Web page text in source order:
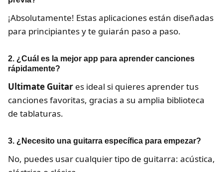
¡Absolutamente! Estas aplicaciones están diseñadas
para principiantes y te guiarán paso a paso.
2. ¿Cuál es la mejor app para aprender canciones
rápidamente?
Ultimate Guitar es ideal si quieres aprender tus
canciones favoritas, gracias a su amplia biblioteca
de tablaturas.
3. ¿Necesito una guitarra específica para empezar?
No, puedes usar cualquier tipo de guitarra: acústica,